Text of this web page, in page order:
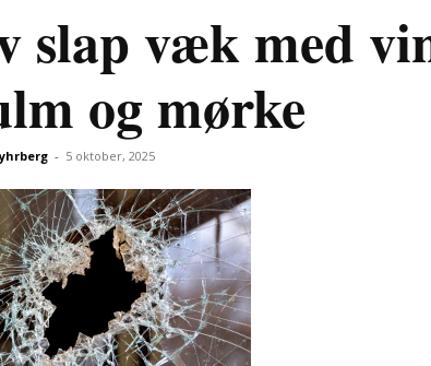
slap væk med
og mørke
- 5 oktober, 2025